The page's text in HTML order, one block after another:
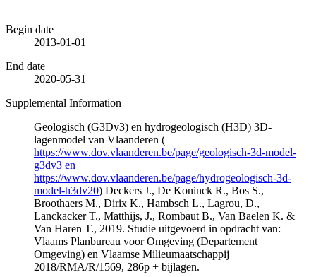
Begin date
2013-01-01
End date
2020-05-31
Supplemental Information
Geologisch (G3Dv3) en hydrogeologisch (H3D) 3D-
lagenmodel van Vlaanderen (
https://www.dov.vlaanderen.be/page/geologisch-3d-model-
g3dv3 en
https://www.dov.vlaanderen.be/page/hydrogeologisch-3d-
model-h3dv20) Deckers J., De Koninck R., Bos S.,
Broothaers M., Dirix K., Hambsch L., Lagrou, D.,
Lanckacker T., Matthijs, J., Rombaut B., Van Baelen K. &
Van Haren T., 2019. Studie uitgevoerd in opdracht van:
Vlaams Planbureau voor Omgeving (Departement
Omgeving) en Vlaamse Milieumaatschappij
2018/RMA/R/1569, 286p + bijlagen.